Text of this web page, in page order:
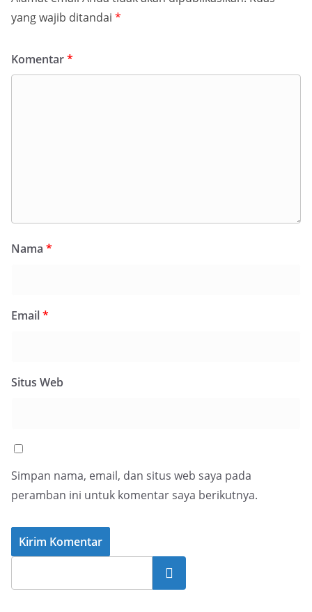
yang wajib ditandai *
Komentar*
Nama *
Email*
Situs Web
Simpan nama, email, dan situs web saya pada
peramban ini untuk komentar saya berikutnya.
Cari